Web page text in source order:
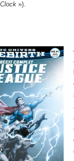
»).